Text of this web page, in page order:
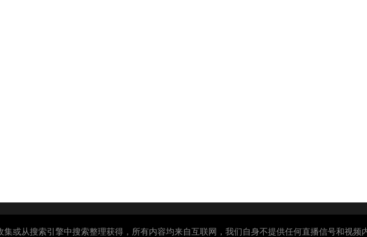
或从搜索引擎中搜索整理获得，所有内容均来自互联网，我们自身不提供任何直播信号和视